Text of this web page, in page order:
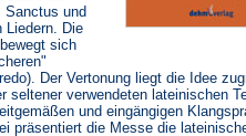
Sanctus und
Liedern. Die
sich
Der Vertonung liegt die Idee
seltener verwendeten lateinischen
und eingängigen
präsentiert die Messe die